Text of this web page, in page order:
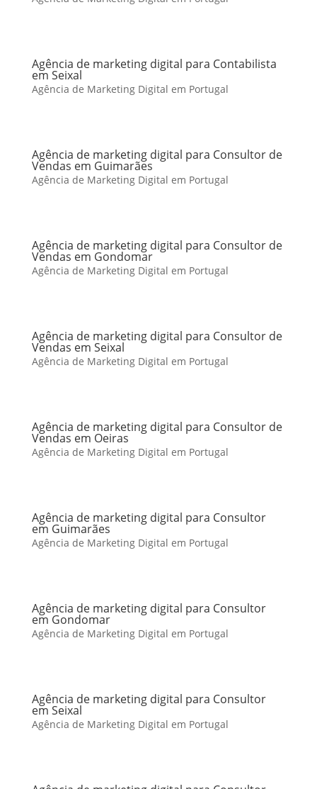
Agência de marketing digital para Contabilista
em Seixal
Agência de Marketing Digital em Portugal
Agência de marketing digital para Consultor de
Vendas em Guimarães
Agência de Marketing Digital em Portugal
Agência de marketing digital para Consultor de
Vendas em Gondomar
Agência de Marketing Digital em Portugal
Agência de marketing digital para Consultor de
Vendas em Seixal
Agência de Marketing Digital em Portugal
Agência de marketing digital para Consultor de
Vendas em Oeiras
Agência de Marketing Digital em Portugal
Agência de marketing digital para Consultor
em Guimarães
Agência de Marketing Digital em Portugal
Agência de marketing digital para Consultor
em Gondomar
Agência de Marketing Digital em Portugal
Agência de marketing digital para Consultor
em Seixal
Agência de Marketing Digital em Portugal